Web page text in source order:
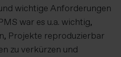
wichtige Anforderungen
war es u.a. wichtig,
Projekte reproduzierbar
zu verkürzen und